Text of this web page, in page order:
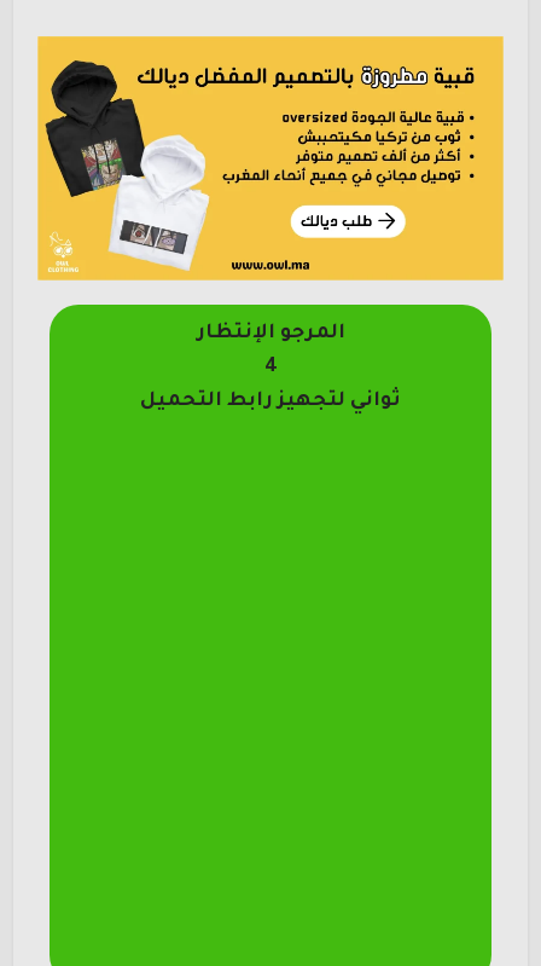
المرجو الإنتظار
4
ثواني لتجهيز رابط التحميل